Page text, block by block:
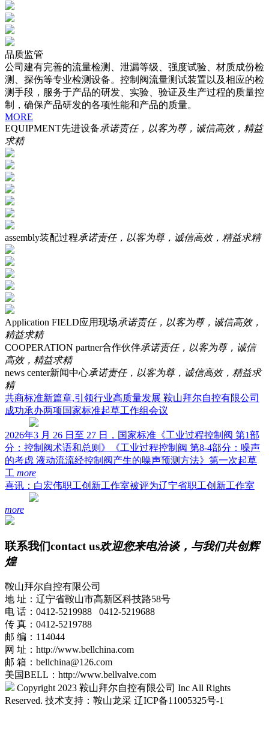
品质监管
公司建有完善的流量检测、泄漏等级、强度试验、材质成份检
测、探伤等专业检测设备。控制阀流量测试装置以及相应的检
测手段，服务于产品的研发、实验、验证及生产过程的质量控
制，确保产品研发的各项性能和产品的质量。
MORE
EQUIPMENT先进设备承诺责任，以客为尊，诚信高效，精益
求精
assembly装配过程承诺责任，以客为尊，诚信高效，精益求精
Application FIELD应用现场承诺责任，以客为尊，诚信高效，
精益求精
COOPERATION partner合作伙伴承诺责任，以客为尊，诚信
高效，精益求精
news center新闻中心承诺责任，以客为尊，诚信高效，精益求
精
共商标准新篇章,引领行业高质量发展 鞍山拜尔自控有限公司
成功承办两项国家标准起草工作组会议
2026年3 月 26 日至 27 日，国家标准《工业过程控制阀 第1部
分：控制阀术语和总则》《工业过程控制阀 第8-4部分：噪声
的考虑 液动流流经控制阀产生的噪声预测方法》第一次起草
工 more
喜讯：白宏伟职工创新工作室被评为辽宁省职工创新工作室
more
联系我们contact us欢迎您来电洽谈，与我们共创辉
煌
鞍山拜尔自控有限公司
地 址：辽宁省鞍山市高新区科技路58号
电 话：0412-5219988 0412-5219688
传 真：0412-5219788
邮 编：114044
网 址：http://www.bellchina.com
邮 箱：bellchina@126.com
美国BELL：http://www.bellvalve.com
Copyright 2023 鞍山拜尔自控有限公司 Inc All Rights
Reserved. 技术支持：鞍山龙采 辽ICP备11005325号-1